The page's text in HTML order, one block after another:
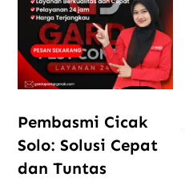
Pembasmi Cicak
Solo: Solusi Cepat
dan Tuntas